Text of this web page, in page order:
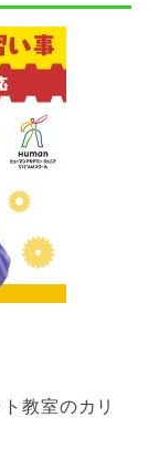
教室のカリ